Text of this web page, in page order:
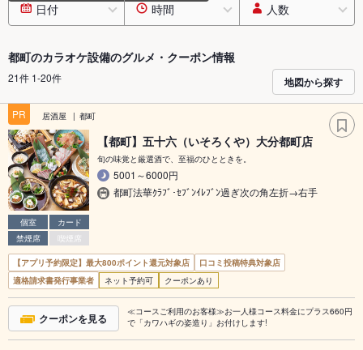
日付 時間 人数
都町のカラオケ設備のグルメ・クーポン情報
21件 1-20件 地図から探す
PR 居酒屋 都町
個室
カード
禁煙席
喫煙席
【都町】五十六（いそろくや）大分都町店
旬の味覚と厳選酒で、至福のひとときを。
5001～6000円
都町法華ｸﾗﾌﾞ･ｾﾌﾞﾝｲﾚﾌﾞﾝ過ぎ次の角左折→右手
【アプリ予約限定】最大800ポイント還元対象店
口コミ投稿特典対象店
適格請求書発行事業者
ネット予約可 クーポンあり
クーポンを見る
≪コースご利用のお客様≫お一人様コース料金にプラス660円
で「カワハギの姿造り」お付けします!